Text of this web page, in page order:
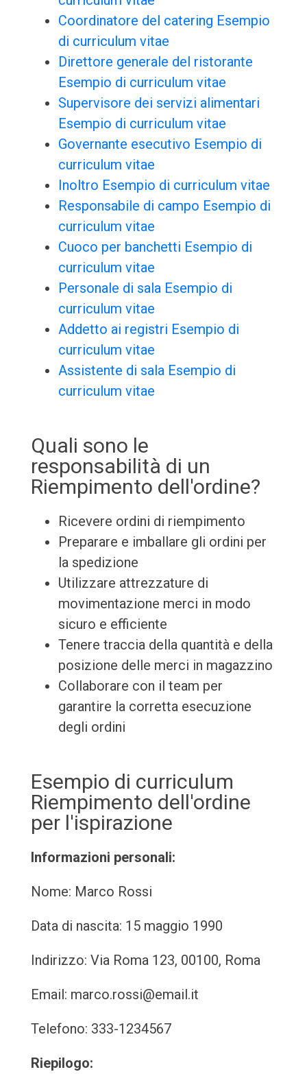
Coordinatore del catering Esempio
di curriculum vitae
Direttore generale del ristorante
Esempio di curriculum vitae
Supervisore dei servizi alimentari
Esempio di curriculum vitae
Governante esecutivo Esempio di
curriculum vitae
Inoltro Esempio di curriculum vitae
Responsabile di campo Esempio di
curriculum vitae
Cuoco per banchetti Esempio di
curriculum vitae
Personale di sala Esempio di
curriculum vitae
Addetto ai registri Esempio di
curriculum vitae
Assistente di sala Esempio di
curriculum vitae
Quali sono le
responsabilità di un
Riempimento dell'ordine?
Ricevere ordini di riempimento
Preparare e imballare gli ordini per
la spedizione
Utilizzare attrezzature di
movimentazione merci in modo
sicuro e efficiente
Tenere traccia della quantità e della
posizione delle merci in magazzino
Collaborare con il team per
garantire la corretta esecuzione
degli ordini
Esempio di curriculum
Riempimento dell'ordine
per l'ispirazione
Informazioni personali:
Nome: Marco Rossi
Data di nascita: 15 maggio 1990
Indirizzo: Via Roma 123, 00100, Roma
Email: marco.rossi@email.it
Telefono: 333-1234567
Riepilogo: